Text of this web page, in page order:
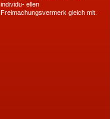
individu- ellen
Freimachungsvermerk gleich mit.